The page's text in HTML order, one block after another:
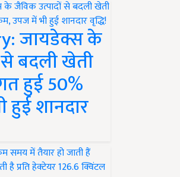
जायडेक्स के
बदली खेती
हुई 50%
शानदार